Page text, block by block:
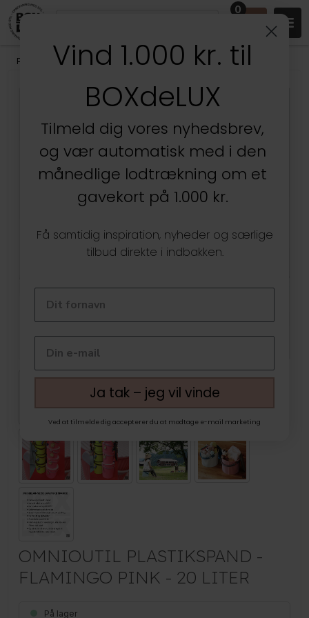
0
Produkter /Børneværelset /Omnioutil Plastikspande
OMNIOUTIL PLASTIKSPAND -
FLAMINGO PINK - 20 LITER
På lager
Vind 1.000 kr. til
BOXdeLUX
Tilmeld dig vores nyhedsbrev,
og vær automatisk med i den
månedlige lodtrækning om et
gavekort på 1.000 kr.
Få samtidig inspiration, nyheder og særlige
tilbud direkte i indbakken.
Ja tak – jeg vil vinde
Ved at tilmelde dig accepterer du at modtage e-mail marketing